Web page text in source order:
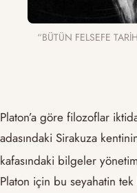
“BÜTÜN FELSEFE
Platon’a göre filozoflar
adasındaki Sirakuza
kafasındaki bilgeler
Platon için bu seyahatin